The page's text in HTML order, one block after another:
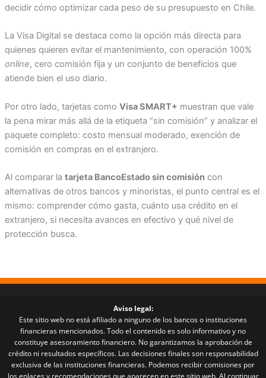
decidir cómo optimizar cada peso de su presupuesto en Chile.
La Visa Digital se destaca como la opción más directa para
quienes quieren evitar el mantenimiento, con operación 100%
online, cero comisión fija y un conjunto de beneficios que
atiende bien el uso diario.
Por otro lado, tarjetas como Visa SMART+ muestran que vale
la pena mirar más allá de la etiqueta “sin comisión” y analizar el
paquete completo: costo mensual moderado, exención de
comisión en compras en el extranjero.
Al comparar la tarjeta BancoEstado sin comisióncon
alternativas de otros bancos y minoristas, el punto central es el
mismo: comprender cómo gasta, cuánto usa crédito en el
extranjero, si necesita avances en efectivo y qué nivel de
protección busca.
Aviso legal:
Este sitio web no está afiliado a ninguno de los bancos o instituciones
financieras mencionados. Todo el contenido es solo informativo y no
constituye asesoramiento financiero. No garantizamos la aprobación de
crédito ni resultados específicos. Las decisiones finales son responsabilidad
exclusiva de las instituciones financieras. Podemos recibir comisiones por
los enlaces y recomendaciones que aparecen en este sitio web. Al continuar